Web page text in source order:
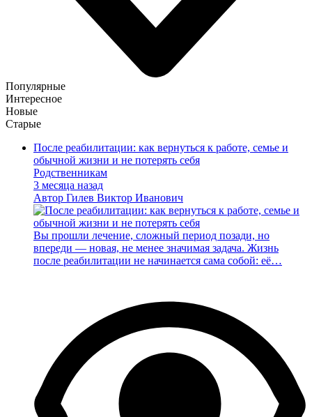
Популярные
Интересное
Новые
Старые
После реабилитации: как вернуться к работе, семье и
обычной жизни и не потерять себя
Родственникам
3 месяца назад
Автор Гилев Виктор Иванович
Вы прошли лечение, сложный период позади, но
впереди — новая, не менее значимая задача. Жизнь
после реабилитации не начинается сама собой: её…